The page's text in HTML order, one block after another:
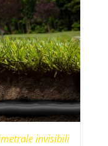
invisibili